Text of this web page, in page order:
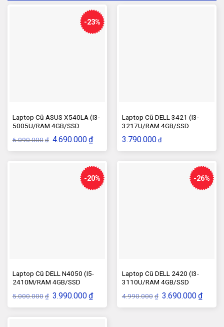
-23%
Laptop Cũ ASUS X540LA (I3-
5005U/RAM 4GB/SSD
6.090.000 ₫ Giá
gốc
là:
4.690.000₫Giá
hiện
tại
4.690.000₫.
Laptop Cũ DELL 3421 (I3-
3217U/RAM 4GB/SSD
3.790.000 ₫
-20%
Laptop Cũ DELL N4050 (I5-
2410M/RAM 4GB/SSD
120GB/VGA–HD)
5.000.000 ₫ Giá
gốc
là:
3.990.000₫Giá
hiện
tại
-26%
Laptop Cũ DELL 2420 (I3-
3110U/RAM 4GB/SSD
120GB/VGA–HD)
4.990.000 ₫ Giá
gốc
là:
3.690.000₫Giá
hiện
tại